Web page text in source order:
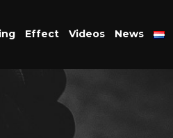
Effect Videos News